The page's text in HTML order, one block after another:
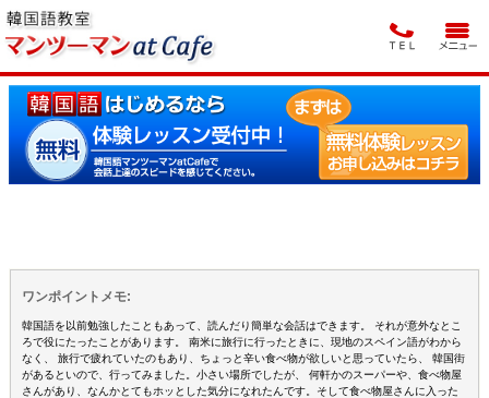
ワンポイントメモ:
韓国語を以前勉強したこともあって、読んだり簡単な会話はできます。 それが意外なとこ
ろで役にたったことがあります。 南米に旅行に行ったときに、現地のスペイン語がわから
なく、 旅行で疲れていたのもあり、ちょっと辛い食べ物が欲しいと思っていたら、 韓国街
があるといので、行ってみました。小さい場所でしたが、 何軒かのスーパーや、食べ物屋
さんがあり、なんかとてもホッとした気分になれたんです。そして食べ物屋さんに入った